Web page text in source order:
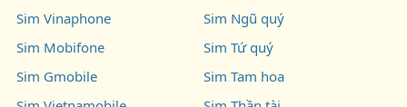
Sim Vinaphone
Sim Mobifone
Sim Gmobile
Sim Ngũ quý
Sim Tứ quý
Sim Tam hoa